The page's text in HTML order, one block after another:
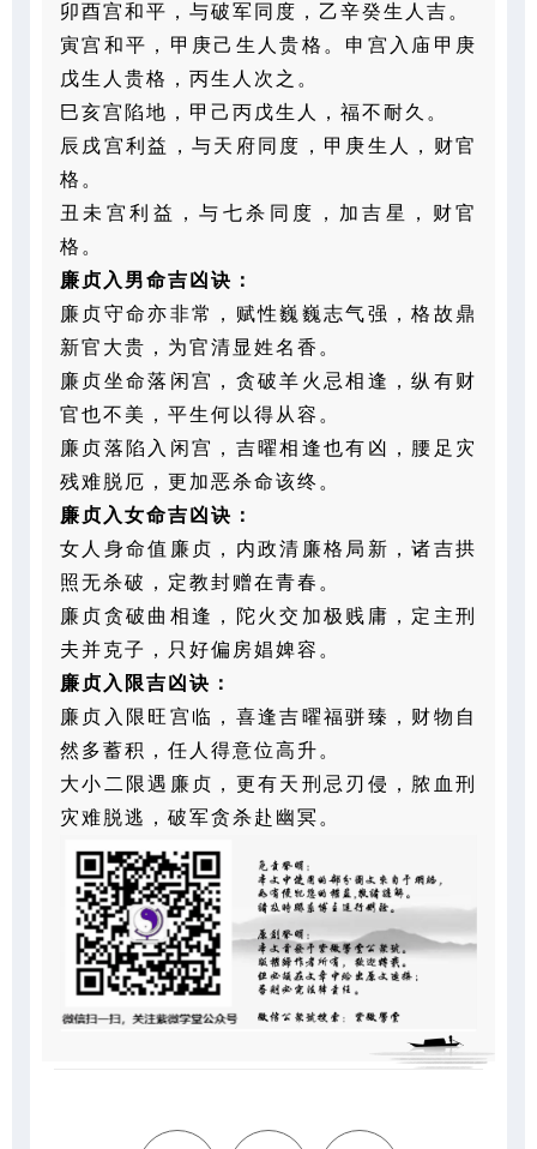
卯酉宫和平，与破军同度，乙辛癸生人吉。
寅宫和平，甲庚己生人贵格。申宫入庙甲庚
戊生人贵格，丙生人次之。
巳亥宫陷地，甲己丙戊生人，福不耐久。
辰戌宫利益，与天府同度，甲庚生人，财官
格。
丑未宫利益，与七杀同度，加吉星，财官
格。
廉贞入男命吉凶诀：
廉贞守命亦非常，赋性巍巍志气强，格故鼎
新官大贵，为官清显姓名香。
廉贞坐命落闲宫，贪破羊火忌相逢，纵有财
官也不美，平生何以得从容。
廉贞落陷入闲宫，吉曜相逢也有凶，腰足灾
残难脱厄，更加恶杀命该终。
廉贞入女命吉凶诀：
女人身命值廉贞，内政清廉格局新，诸吉拱
照无杀破，定教封赠在青春。
廉贞贪破曲相逢，陀火交加极贱庸，定主刑
夫并克子，只好偏房娼婢容。
廉贞入限吉凶诀：
廉贞入限旺宫临，喜逢吉曜福骈臻，财物自
然多蓄积，任人得意位高升。
大小二限遇廉贞，更有天刑忌刃侵，脓血刑
灾难脱逃，破军贪杀赴幽冥。